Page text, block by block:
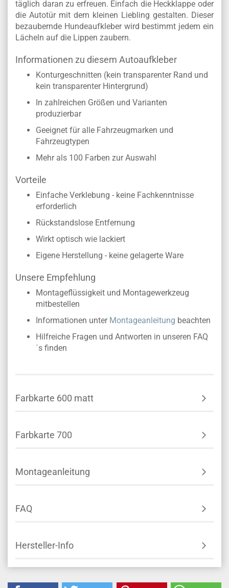
täglich daran zu erfreuen. Einfach die Heckklappe oder
die Autotür mit dem kleinen Liebling gestalten. Dieser
bezaubernde Hundeaufkleber wird bestimmt jedem ein
Lächeln auf die Lippen zaubern.
Informationen zu diesem Autoaufkleber
Konturgeschnitten (kein transparenter Rand und
kein transparenter Hintergrund)
In zahlreichen Größen und Varianten
produzierbar
Geeignet für alle Fahrzeugmarken und
Fahrzeugtypen
Mehr als 100 Farben zur Auswahl
Vorteile
Einfache Verklebung - keine Fachkenntnisse
erforderlich
Rückstandslose Entfernung
Wirkt optisch wie lackiert
Eigene Herstellung - keine gelagerte Ware
Unsere Empfehlung
Montageflüssigkeit und Montagewerkzeug
mitbestellen
Informationen unter Montageanleitung beachten
Hilfreiche Fragen und Antworten in unseren FAQ
´s finden
Farbkarte 600 matt
Farbkarte 700
Montageanleitung
FAQ
Hersteller-Info